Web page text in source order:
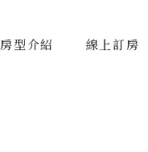
房型介紹 線上訂房